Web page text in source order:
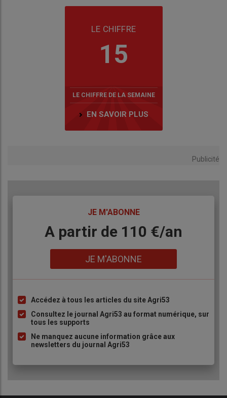
LE CHIFFRE
15
LE CHIFFRE DE LA SEMAINE
EN SAVOIR PLUS
Publicité
JE M'ABONNE
BodyA partir de 110 €/an
JE M'ABONNE
Liste
à
puce
Accédez à tous les articles du site Agri53
Consultez le journal Agri53 au format numérique, sur
tous les supports
Ne manquez aucune information grâce aux
newsletters du journal Agri53